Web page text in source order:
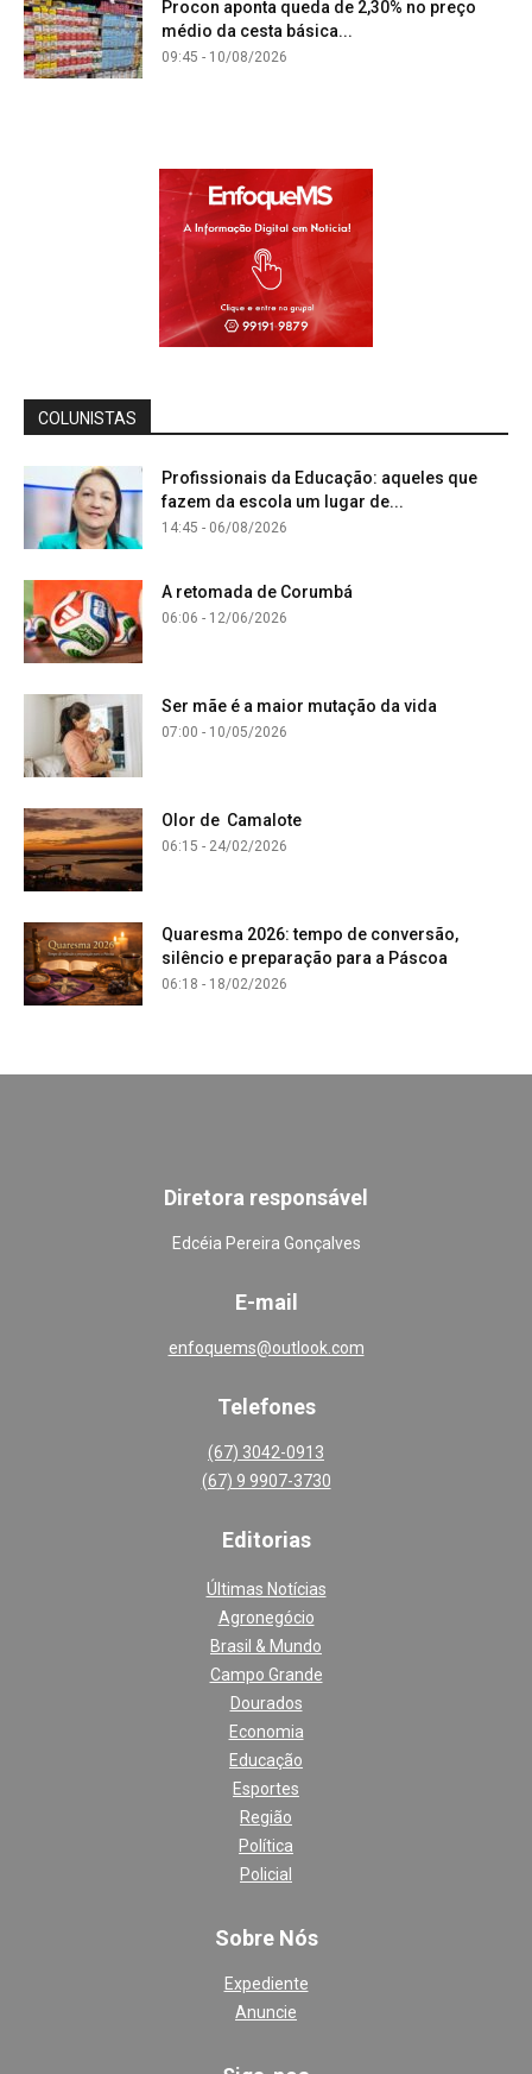
Procon aponta queda de 2,30% no preço
médio da cesta básica...
09:45 - 10/08/2026
COLUNISTAS
Profissionais da Educação: aqueles que
fazem da escola um lugar de...
14:45 - 06/08/2026
A retomada de Corumbá
06:06 - 12/06/2026
Ser mãe é a maior mutação da vida
07:00 - 10/05/2026
Olor de Camalote
06:15 - 24/02/2026
Quaresma 2026: tempo de conversão,
silêncio e preparação para a Páscoa
06:18 - 18/02/2026
Diretora responsável
Edcéia Pereira Gonçalves
E-mail
enfoquems@outlook.com
Telefones
(67) 3042-0913
(67) 9 9907-3730
Editorias
Últimas Notícias
Agronegócio
Brasil & Mundo
Campo Grande
Dourados
Economia
Educação
Esportes
Região
Política
Policial
Sobre Nós
Expediente
Anuncie